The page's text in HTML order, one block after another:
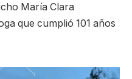
María Clara
que cumplió 101 años